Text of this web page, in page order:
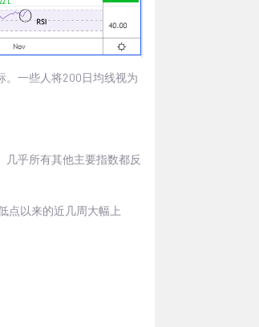
。一些人将200日均线视为
几乎所有其他主要指数都反
点以来的近几周大幅上